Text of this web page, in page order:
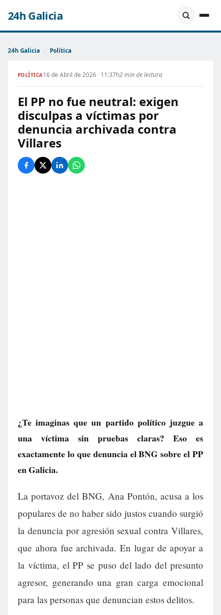
24h Galicia
24h Galicia › Política
POLÍTICA16 de Abril de 2026 · 11:37h2 min de lectura
El PP no fue neutral: exigen
disculpas a víctimas por
denuncia archivada contra
Villares
¿Te imaginas que un partido político juzgue a
una víctima sin pruebas claras? Eso es
exactamente lo que denuncia el BNG sobre el PP
en Galicia.
La portavoz del BNG, Ana Pontón, acusa a los
populares de no haber sido justos cuando surgió
la denuncia por agresión sexual contra Villares,
que ahora fue archivada. En lugar de apoyar a
la víctima, el PP se puso del lado del presunto
agresor, generando una gran carga emocional
para las personas que denuncian estos delitos.